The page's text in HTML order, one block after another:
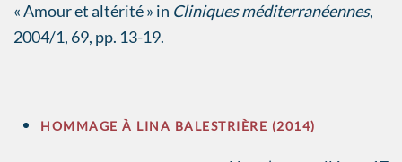
« Amour et altérité » in Cliniques méditerranéennes,
2004/1, 69, pp. 13-19.
HOMMAGE À LINA BALESTRIÈRE (2014)